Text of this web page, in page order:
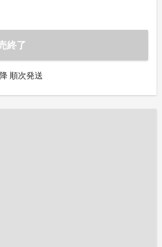
終了
順次発送